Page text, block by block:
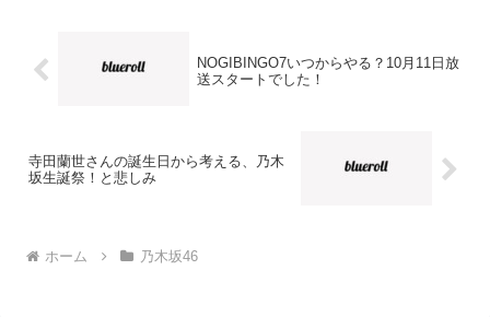
NOGIBINGO7いつからやる？10月11日放
送スタートでした！
寺田蘭世さんの誕生日から考える、乃木
坂生誕祭！と悲しみ
ホーム 乃木坂46